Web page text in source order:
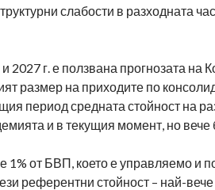
слабости в разходната
г. е ползвана прогнозата на
размер на приходите по
период средната стойност на
и в текущия момент, но вече
от БВП, което е управляемо и
референтни стойност – най-